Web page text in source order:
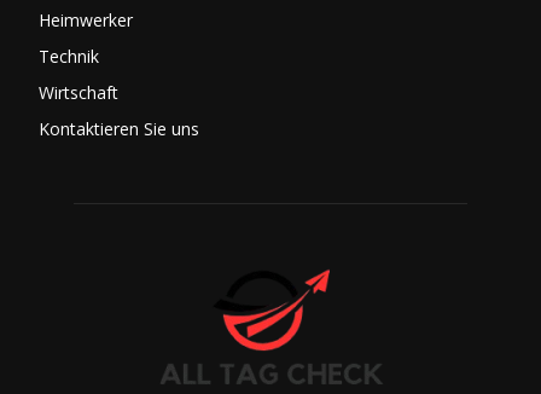
Heimwerker
Technik
Wirtschaft
Kontaktieren Sie uns